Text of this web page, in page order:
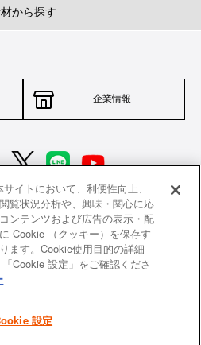
から探す
企業情報
特定商取引法に基づく表示
個人情報保護方針
イトにおいて、利便性向上、
覧状況分析や、興味・関心に応
ンテンツおよび広告の表示・配
Cookie （クッキー）を保存す
ます。Cookie使用目的の詳細
Cookie 設定」をご確認くださ
設定